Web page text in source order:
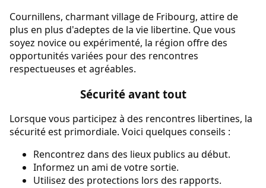
Cournillens, charmant village de Fribourg, attire de
plus en plus d'adeptes de la vie libertine. Que vous
soyez novice ou expérimenté, la région offre des
opportunités variées pour des rencontres
respectueuses et agréables.
Sécurité avant tout
Lorsque vous participez à des rencontres libertines, la
sécurité est primordiale. Voici quelques conseils :
Rencontrez dans des lieux publics au début.
Informez un ami de votre sortie.
Utilisez des protections lors des rapports.